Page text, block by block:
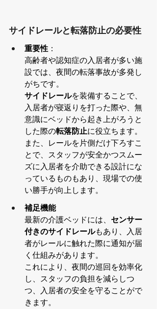
サイドレールと転落防止の必要性
重要性：
高齢者や認知症の入居者が多い施
設では、夜間の転落事故が多発し
がちです。
サイドレールを装備することで、
入居者が寝返りを打った際や、無
意識にベッドから起き上がろうと
した際の転落防止に役立ちます。
また、レールを片側だけ下ろすこ
とで、スタッフが安全かつスムー
ズに入居者を介助できる設計にな
っているものもあり、現場での使
い勝手が向上します。
補足機能
最新の介護ベッドには、 センサー
付きのサイドレールもあり、入居
者がレールに触れた際に通知が届
く仕組みがあります。
これにより、夜間の巡回を効率化
し、スタッフの負担を減らしつ
つ、入居者の安全を守ることがで
きます。